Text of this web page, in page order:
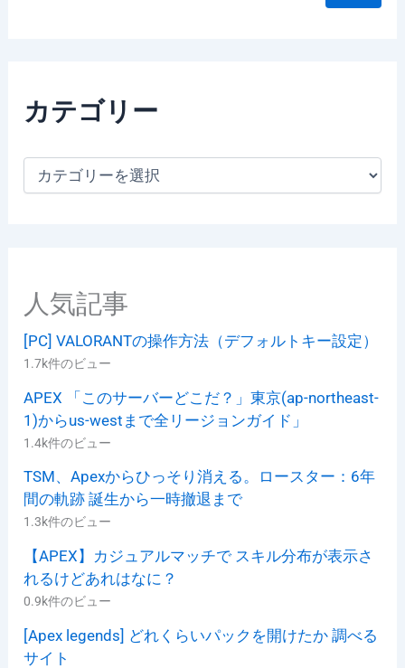
カテゴリー
人気記事
[PC] VALORANTの操作方法（デフォルトキー設定）
1.7k件のビュー
APEX 「このサーバーどこだ？」東京(ap-northeast-
1)からus-westまで全リージョンガイド」
1.4k件のビュー
TSM、Apexからひっそり消える。ロースター：6年
間の軌跡 誕生から一時撤退まで
1.3k件のビュー
【APEX】カジュアルマッチで スキル分布が表示さ
れるけどあれはなに？
0.9k件のビュー
[Apex legends] どれくらいパックを開けたか 調べる
サイト